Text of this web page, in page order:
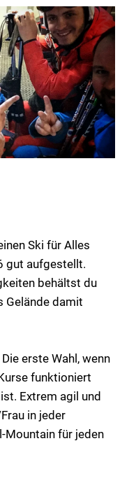
Ski für Alles
gut aufgestellt.
behältst du
Gelände damit
erste Wahl, wenn
funktioniert
Extrem agil und
in jeder
Mountain für jeden